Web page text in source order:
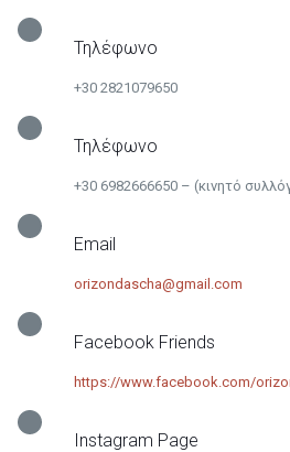
Τηλέφωνο
+30 2821079650
Τηλέφωνο
+30 6982666650– (κινητό
Email
orizondascha@gmail.com
Facebook Friends
https://www.facebook.com/
Instagram Page